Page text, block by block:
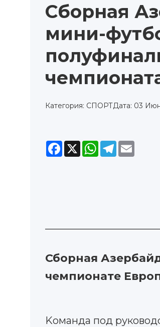
Сборная
мини-
Категория: СПОРТДата: 03
Facebook
X WhatsApp
Telegram
Сборная
чемпионате
Kоманда под